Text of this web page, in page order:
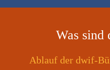
Was sind
Ablauf der dwif-